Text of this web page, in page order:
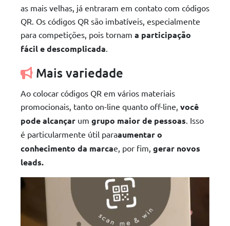
as mais velhas, já entraram em contato com códigos
QR. Os códigos QR são imbatíveis, especialmente
para competições, pois tornam a participação
fácil e descomplicada
Mais variedade
Ao colocar códigos QR em vários materiais
promocionais, tanto on-line quanto off-line, você
pode alcançar um grupo maior de pessoas . Isso
é particularmente útil paraaumentar o
conhecimento da marcae, por fim, gerar novos
leads.